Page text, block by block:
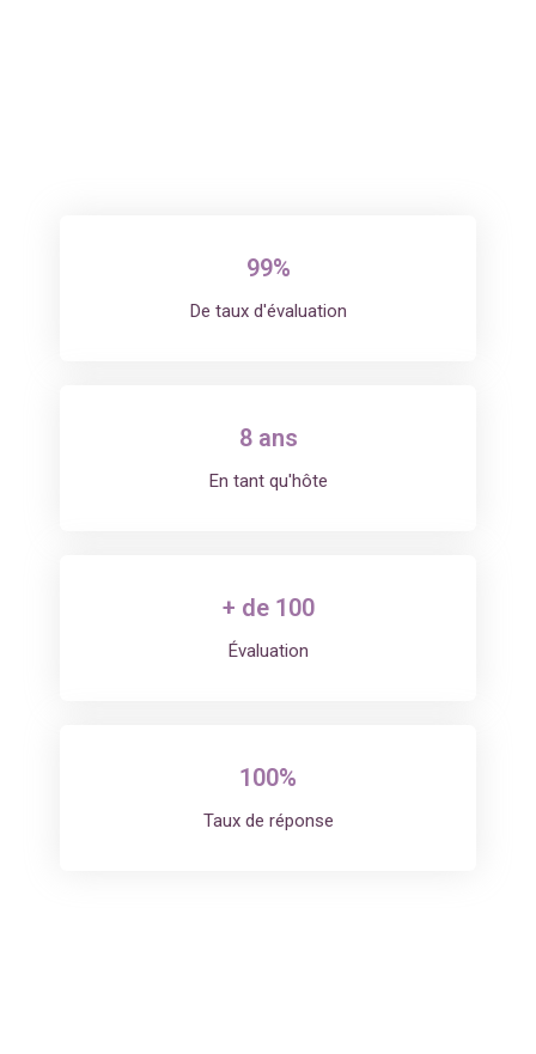
99%
De taux d'évaluation
8 ans
En tant qu'hôte
+ de 100
Évaluation
100%
Taux de réponse